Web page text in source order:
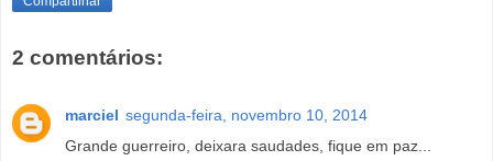
2 comentários:
marciel segunda-feira, novembro 10, 2014
Grande guerreiro, deixara saudades, fique em paz...